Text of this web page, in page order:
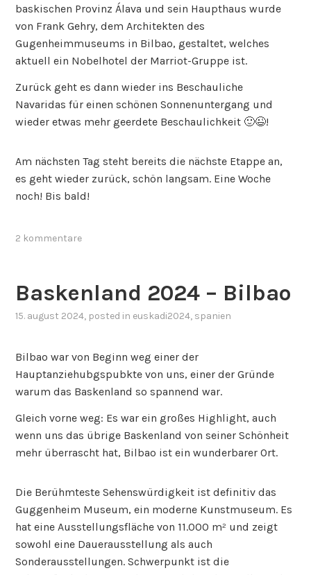
baskischen Provinz Álava und sein Haupthaus wurde
von Frank Gehry, dem Architekten des
Gugenheimmuseums in Bilbao, gestaltet, welches
aktuell ein Nobelhotel der Marriot-Gruppe ist.
Zurück geht es dann wieder ins Beschauliche
Navaridas für einen schönen Sonnenuntergang und
wieder etwas mehr geerdete Beschaulichkeit 🙂😉!
Am nächsten Tag steht bereits die nächste Etappe an,
es geht wieder zurück, schön langsam. Eine Woche
noch! Bis bald!
2 kommentare
Baskenland 2024 – Bilbao
15. august 2024, posted in euskadi2024, spanien
Bilbao war von Beginn weg einer der
Hauptanziehubgspubkte von uns, einer der Gründe
warum das Baskenland so spannend war.
Gleich vorne weg: Es war ein großes Highlight, auch
wenn uns das übrige Baskenland von seiner Schönheit
mehr überrascht hat, Bilbao ist ein wunderbarer Ort.
Die Berühmteste Sehenswürdigkeit ist definitiv das
Guggenheim Museum, ein moderne Kunstmuseum. Es
hat eine Ausstellungsfläche von 11.000 m² und zeigt
sowohl eine Dauerausstellung als auch
Sonderausstellungen. Schwerpunkt ist die